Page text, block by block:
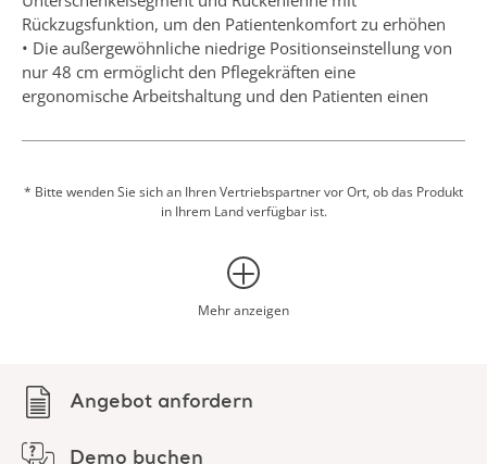
Angebot anfordern
Demo buchen
Rückzugsfunktion, um den Patientenkomfort zu erhöhen
• Die außergewöhnliche niedrige Positionseinstellung von
nur 48 cm ermöglicht den Pflegekräften eine
ergonomische Arbeitshaltung und den Patienten einen
* Bitte wenden Sie sich an Ihren Vertriebspartner vor Ort, ob das Produkt
in Ihrem Land verfügbar ist.
Mehr anzeigen